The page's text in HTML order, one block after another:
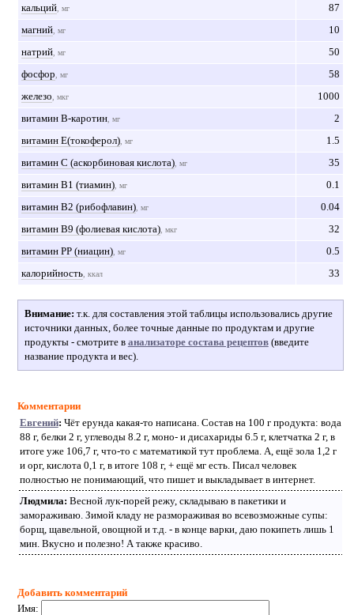
кальций, мг
87
магний, мг
10
натрий, мг
50
фосфор , мг
58
железо , мкг
1000
витамин B-каротин, мг
2
витамин Е(токоферол), мг
1.5
витамин С (аскорбиновая кислота), мг
35
витамин В1 (тиамин), мг
0.1
витамин В2 (рибофлавин), мг
0.04
витамин В9 (фолиевая кислота), мкг
32
витамин РР (ниацин), мг
0.5
калорийность, ккал 33
Внимание: т.к. для составления этой таблицы использовались другие
источники данных, более точные данные по продуктам и другие
продукты - смотрите в анализаторе состава рецептов(введите
название продукта и вес).
Комментарии
Евгений: Чёт ерунда какая-то написана. Состав на 100 г продукта: вода
88 г, белки 2 г, углеводы 8.2 г, моно- и дисахариды 6.5 г, клетчатка 2 г, в
итоге уже 106,7 г, что-то с математикой тут проблема. А, ещё зола 1,2 г
и орг, кислота 0,1 г, в итоге 108 г, + ещё мг есть. Писал человек
полностью не понимающий, что пишет и выкладывает в интернет.
Людмила: Весной лук-порей режу, складываю в пакетики и
замораживаю. Зимой кладу не размораживая во всевозможные супы:
борщ, щавельной, овощной и т.д. - в конце варки, даю покипеть лишь 1
мин. Вкусно и полезно! А также красиво.
Добавить комментарий
Имя: